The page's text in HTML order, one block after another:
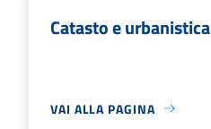
Catasto e urbanistica
VAI ALLA PAGINA